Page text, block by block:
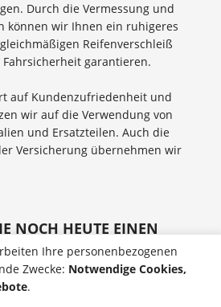
Durch die Vermessung und
können wir Ihnen ein ruhigeres
Reifenverschleiß
garantieren.
auf Kundenzufriedenheit und
wir auf die Verwendung von
und Ersatzteilen. Auch die
Versicherung übernehmen wir
NOCH HEUTE EINEN
UND LASSEN SIE IHRE
VERMESSEN UND
Ihre personenbezogenen
Zwecke: Notwendige Cookies,
.